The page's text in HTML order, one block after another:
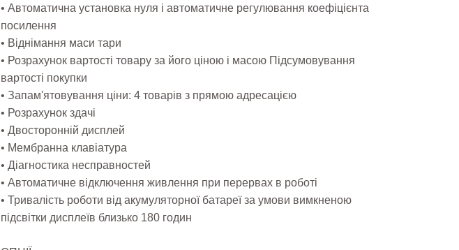
• Автоматична установка нуля і автоматичне регулювання коефіцієнта
посилення
• Віднімання маси тари
• Розрахунок вартості товару за його ціною і масою Підсумовування
вартості покупки
• Запам'ятовування ціни: 4 товарів з прямою адресацією
• Розрахунок здачі
• Двосторонній дисплей
• Мембранна клавіатура
• Діагностика несправностей
• Автоматичне відключення живлення при перервах в роботі
• Тривалість роботи від акумуляторної батареї за умови вимкненою
підсвітки дисплеїв близько 180 годин